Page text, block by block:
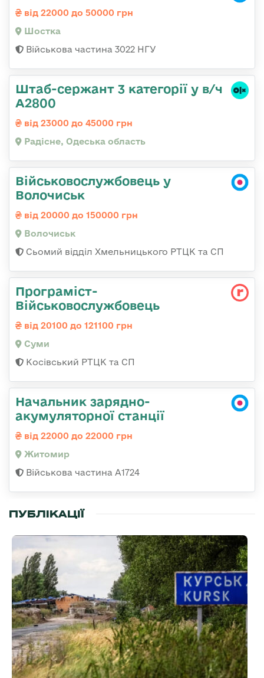
від 22000 до 50000 грн
Шостка
Військова частина 3022 НГУ
Штаб-сержант 3 категорії у в/ч
А2800
від 23000 до 45000 грн
Радісне, Одеська область
Військовослужбовець у
Волочиськ
від 20000 до 150000 грн
Волочиськ
Сьомий відділ Хмельницького РТЦК та СП
Програміст-
Військовослужбовець
від 20100 до 121100 грн
Суми
Косівський РТЦК та СП
Начальник зарядно-
акумуляторної станції
від 22000 до 22000 грн
Житомир
Військова частина А1724
ПУБЛІКАЦІЇ